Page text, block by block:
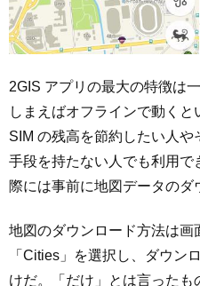
2GIS アプリの最大の特徴は
しまえばオフラインで動く
SIM の残高を節約したい人
手段を持たない人でも利用で
際には事前に地図データのダ
地図のダウンロード方法は画
「Cities」を選択し、ダウン
けだ。「だけ」とは言った